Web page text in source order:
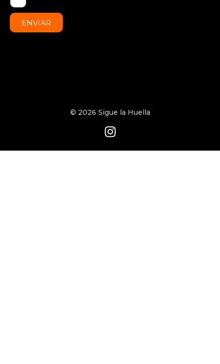
ENVIAR
© 2026 Sigue la Huella